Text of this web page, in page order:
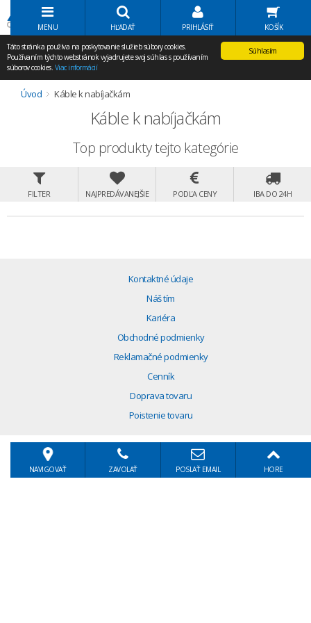
Volať Agem
MENU HĽADAŤ PRIHLÁSIŤ KOŠÍK
Súhlasím
Táto stránka používa na poskytovanie služieb súbory cookies.
Používaním týchto webstránok vyjadrujete svoj súhlas s používaním
súborov cookies. Viac informácií
Úvod Káble k nabíjačkám
Káble k nabíjačkám
Top produkty tejto kategórie
FILTER NAJPREDÁVANEJŠIE PODĽA CENY IBA DO 24H
Kontaktné údaje
Náš tím
Kariéra
Obchodné podmienky
Reklamačné podmienky
Cenník
Doprava tovaru
Poistenie tovaru
NAVIGOVAŤ ZAVOLAŤ POSLAŤ EMAIL HORE